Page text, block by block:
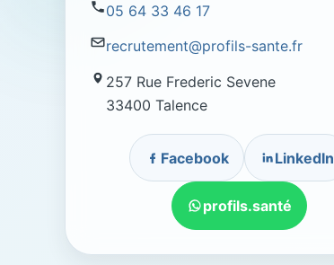
05 64 33 46 17
recrutement@profils-sante.fr
257 Rue Frederic Sevene
33400 Talence
Facebook LinkedIn
profils.santé